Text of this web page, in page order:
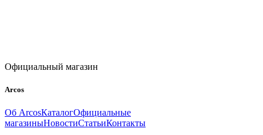
Официальный магазин
Arcos
Об ArcosКаталогОфициальные
магазиныНовостиСтатьиКонтакты